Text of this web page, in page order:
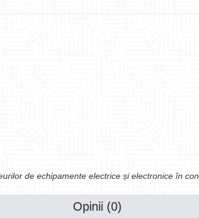
de echipamente electrice și electronice în
Opinii (0)